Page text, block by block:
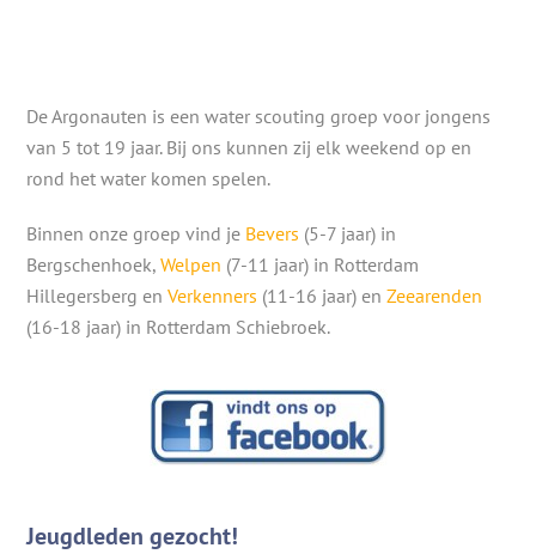
De Argonauten is een water scouting groep voor jongens
van 5 tot 19 jaar. Bij ons kunnen zij elk weekend op en
rond het water komen spelen.
Binnen onze groep vind je Bevers (5-7 jaar) in
Bergschenhoek,Welpen (7-11 jaar) in Rotterdam
Hillegersberg enVerkenners (11-16 jaar) enZeearenden
(16-18 jaar) in Rotterdam Schiebroek.
Jeugdleden gezocht!